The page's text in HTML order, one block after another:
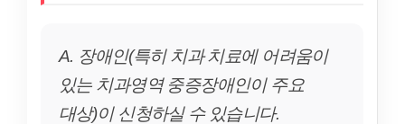
A. 장애인(특히 치과 치료에 어려움이
있는 치과영역 중증장애인이 주요
대상)이 신청하실 수 있습니다.